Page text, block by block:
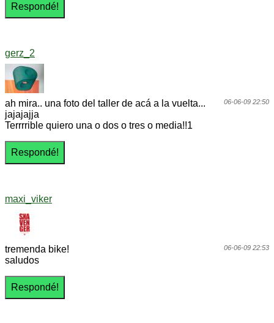
gerz_2
06-06-09 22:50
ah mira.. una foto del taller de acá a la vuelta...
jajajajja
Terrrrible quiero una o dos o tres o media!!1
maxi_viker
06-06-09 22:53
tremenda bike!
saludos